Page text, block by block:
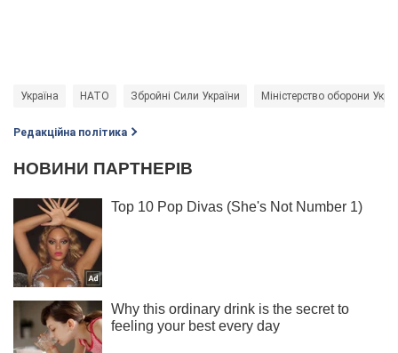
Україна НАТО Збройні Сили України Міністерство оборони
Редакційна політика